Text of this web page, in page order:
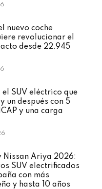
nuevo coche
revolucionar el
desde 22.945
el SUV eléctrico que
un después con 5
y una carga
Nissan Ariya 2026:
SUV electrificados
con más
y hasta 10 años